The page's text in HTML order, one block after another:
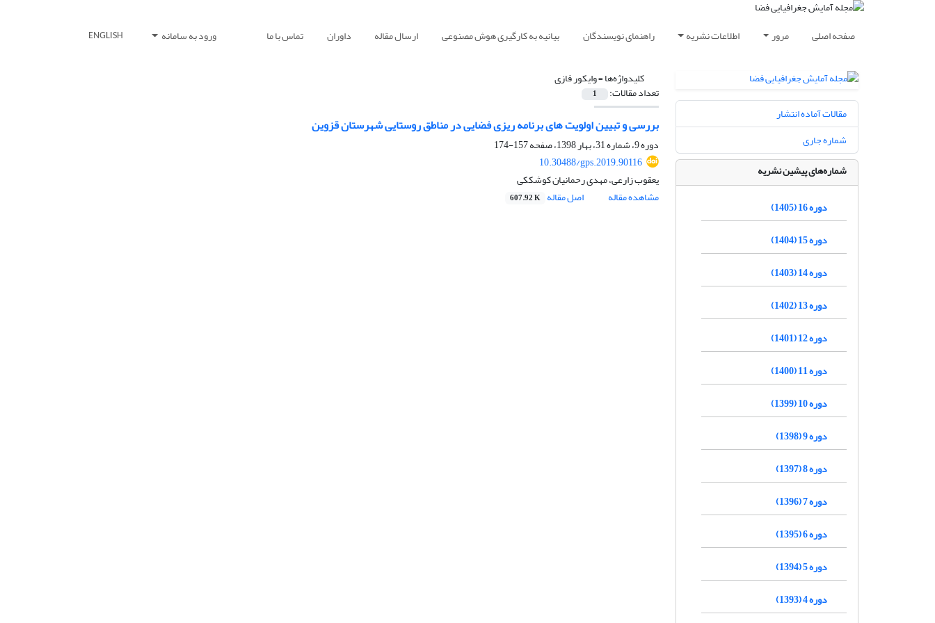
صفحه اصلی مرور اطلاعات نشریه راهنمای نویسندگان بیانیه به کارگیری هوش مصنوعی ارسال مقاله داوران تماس با ما ورود به سامانه ENGLISH
کلیدواژه‌ها =وایکور فازی
تعداد مقالات: 1
بررسی و تبیین اولویت های برنامه ریزی فضایی در مناطق روستایی شهرستان قزوین
دوره 9، شماره 31، بهار 1398، صفحه
157-174
10.30488/gps.2019.90116
یعقوب زارعی، مهدی رحمانیان کوشککی
مشاهده مقاله
اصل مقاله 607.92 K
مقالات آماده انتشار
شماره جاری
شماره‌های پیشین نشریه
دوره 16 (1405)
دوره 15 (1404)
دوره 14 (1403)
دوره 13 (1402)
دوره 12 (1401)
دوره 11 (1400)
دوره 10 (1399)
دوره 9 (1398)
دوره 8 (1397)
دوره 7 (1396)
دوره 6 (1395)
دوره 5 (1394)
دوره 4 (1393)